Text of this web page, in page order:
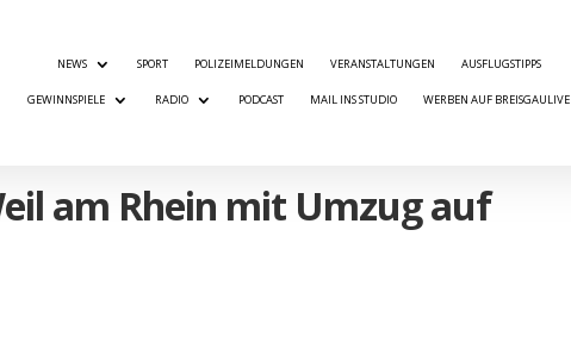
NEWS SPORT POLIZEIMELDUNGEN VERANSTALTUNGEN AUSFLUGSTIPPS
GEWINNSPIELE RADIO PODCAST MAIL INS STUDIO WERBEN AUF BREISGAULIVE
am Rhein mit Umzug auf